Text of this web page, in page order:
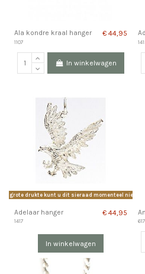
Ala kondre kraal hanger
1107
€ 44,95
In winkelwagen
grote drukte kunt u dit sieraad momenteel niet
Adelaar hanger
1417
€ 44,95
In winkelwagen
617